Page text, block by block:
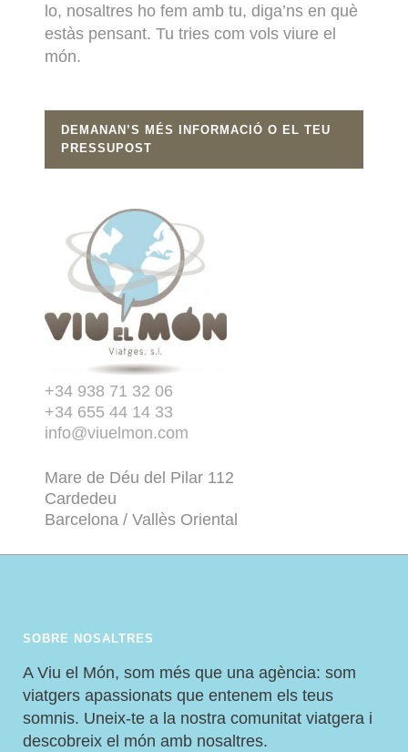
lo, nosaltres ho fem amb tu, diga’ns en què
estàs pensant. Tu tries com vols viure el
món.
DEMANAN’S MÉS INFORMACIÓ O EL TEU
PRESSUPOST
+34 938 71 32 06
+34 655 44 14 33
info@viuelmon.com
Mare de Déu del Pilar 112
Cardedeu
Barcelona / Vallès Oriental
SOBRE NOSALTRES
A Viu el Món, som més que una agència: som
viatgers apassionats que entenem els teus
somnis. Uneix-te a la nostra comunitat viatgera i
descobreix el món amb nosaltres.